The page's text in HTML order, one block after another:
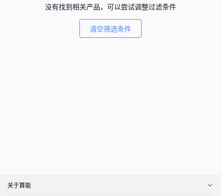
没有找到相关产品，可以尝试调整过滤条件
清空筛选条件
关于算能